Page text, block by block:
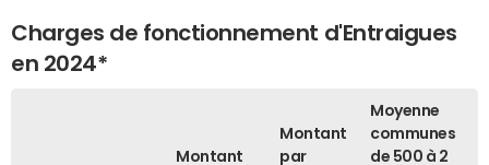
Charges de fonctionnement d'Entraigues
en 2024*
Montant
Montant
par
Moyenne
communes
de 500 à 2